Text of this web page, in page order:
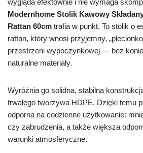
wygląda efektownie i nie wymaga
Modernhome Stolik Kawowy
Rattan 60cm trafia w punkt. To stolik o
rattan, który wnosi przyjemny,
przestrzeni wypoczynkowej — bez
naturalne materiały.
Wyróżnia go solidna, stabilna
trwałego tworzywa HDPE. Dzięki temu
odporna na codzienne użytkowanie:
czy zabrudzenia, a także większa
warunki atmosferyczne.